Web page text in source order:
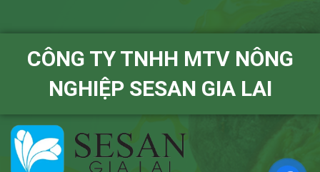
CÔNG TY TNHH MTV NÔNG
NGHIỆP SESAN GIA LAI